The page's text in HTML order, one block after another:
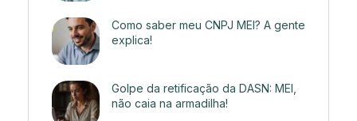
Como saber meu CNPJ MEI? A gente
explica!
Golpe da retificação da DASN: MEI,
não caia na armadilha!